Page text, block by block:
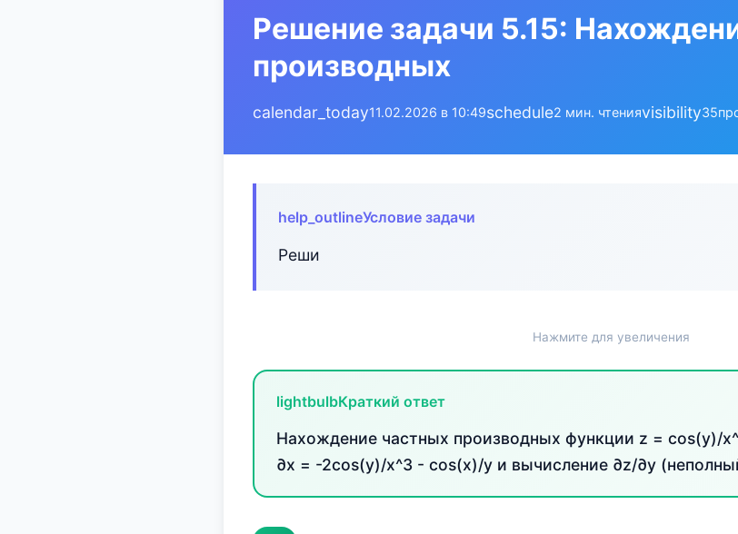
Решение задачи 5.15:
производных
calendar_today11.02.2026 в 10:49schedule2 мин. чтенияvisibility35
help_outlineУсловие задачи
Реши
Нажмите для увеличения
lightbulbКраткий ответ
Нахождение частных производных функции z = cos(y)/
∂x = -2cos(y)/x^3 - cos(x)/y и вычисление ∂z/∂y